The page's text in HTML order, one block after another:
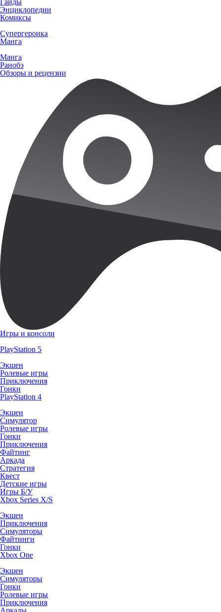
Гайды
Энциклопедии
Комиксы
Супергероика
Манга
Манга
Ранобэ
Обзоры и рецензии
Игры и консоли
PlayStation 5
Экшен
Ролевые игры
Приключения
Гонки
PlayStation 4
Экшен
Симулятор
Ролевые игры
Гонки
Приключения
Файтинг
Аркада
Стратегия
Квест
Детские игры
Игры Б/У
Xbox Series X/S
Экшен
Приключения
Симуляторы
Файтинги
Гонки
Xbox One
Экшен
Симуляторы
Гонки
Ролевые игры
Приключения
Аркады